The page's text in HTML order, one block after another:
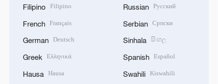
Filipino Filipino
French Français
German Deutsch
Greek Ελληνικά
Hausa Hausa
Russian Русский
Serbian Српски
Sinhala සිංහල
Spanish Español
Swahili Kiswahili